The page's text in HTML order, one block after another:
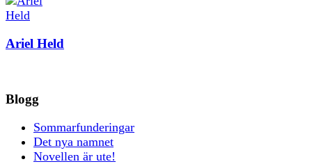
Ariel Held
Blogg
Sommarfunderingar
Det nya namnet
Novellen är ute!